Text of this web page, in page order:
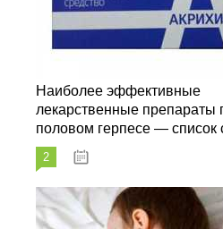
Наиболее эффективные
лекарственные препараты
половом герпесе — список
2